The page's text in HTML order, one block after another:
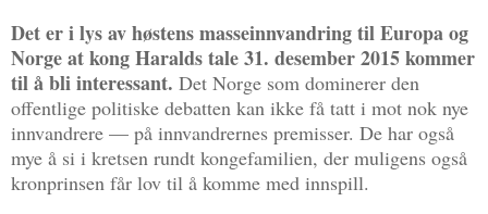
Det er i lys av høstens masseinnvandring til Europa og
Norge at kong Haralds tale 31. desember 2015 kommer
til å bli interessant. Det Norge som dominerer den
offentlige politiske debatten kan ikke få tatt i mot nok nye
innvandrere — på innvandrernes premisser. De har også
mye å si i kretsen rundt kongefamilien, der muligens også
kronprinsen får lov til å komme med innspill.